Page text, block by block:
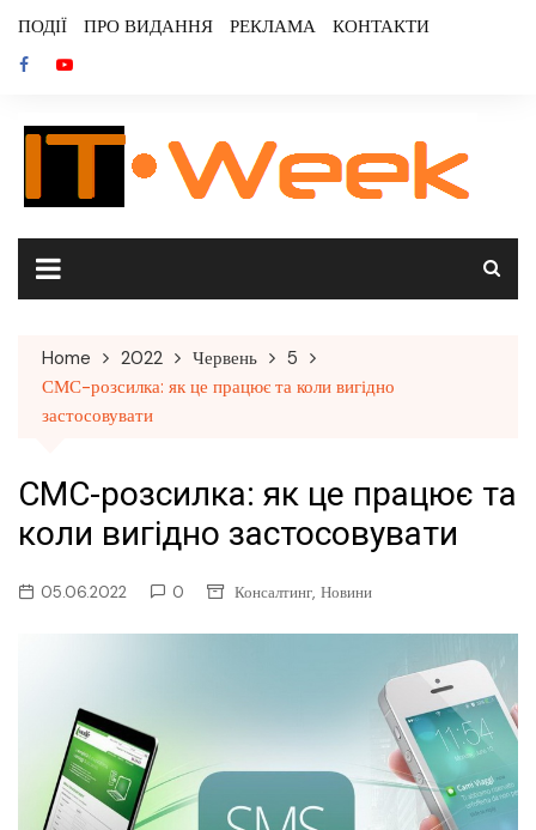
content
ПОДІЇ ПРО ВИДАННЯ РЕКЛАМА КОНТАКТИ
Home 2022 Червень
5
СМС-розсилка: як це працює та коли вигідно
застосовувати
СМС-розсилка: як це працює та
коли вигідно застосовувати
05.06.2022 0 Консалтинг, Новини